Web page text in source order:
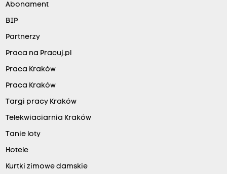
Abonament
BIP
Partnerzy
Praca na Pracuj.pl
Praca Kraków
Praca Kraków
Targi pracy Kraków
Telekwiaciarnia Kraków
Tanie loty
Hotele
Kurtki zimowe damskie